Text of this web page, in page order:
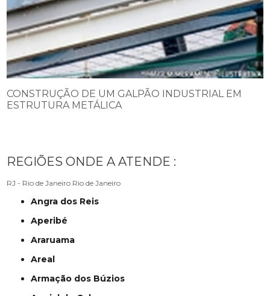
CONSTRUÇÃO DE UM GALPÃO INDUSTRIAL EM
ESTRUTURA METÁLICA
REGIÕES ONDE A ATENDE :
RJ - Rio de Janeiro Rio de Janeiro
Angra dos Reis
Aperibé
Araruama
Areal
Armação dos Búzios